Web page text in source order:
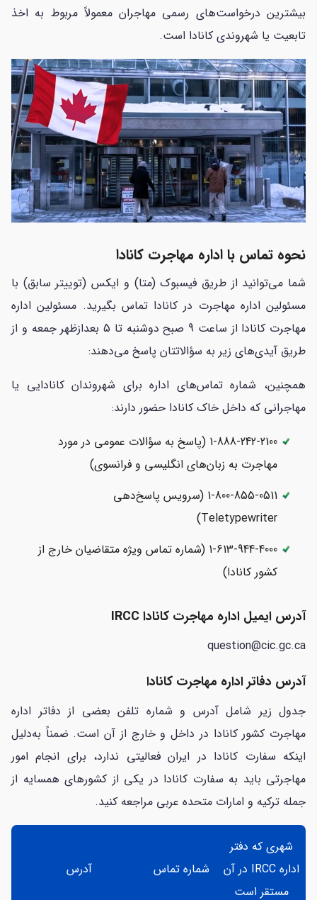
بیشترین درخواست‌های رسمی مهاجران معمولاً مربوط به اخذ
تابعیت یا شهروندی کانادا است.
نحوه تماس با اداره مهاجرت کانادا
شما می‌توانید از طریق فیسبوک (متا) و ایکس (توییتر سابق) با
مسئولین اداره مهاجرت در کانادا تماس بگیرید. مسئولین اداره
مهاجرت کانادا از ساعت 9 صبح دوشنبه تا 5 بعدازظهر جمعه و از
طریق آیدی‌های زیر به سؤالاتتان پاسخ می‌دهند:
همچنین، شماره تماس‌های اداره برای شهروندان کانادایی یا
مهاجرانی که داخل خاک کانادا حضور دارند:
1-888-242-2100 (پاسخ به سؤالات عمومی در مورد
مهاجرت به زبان‌های انگلیسی و فرانسوی)
1-800-855-0511 (سرویس پاسخ‌دهی
Teletypewriter)
1-613-944-4000 (شماره تماس ویژه متقاضیان خارج از
کشور کانادا)
آدرس ایمیل اداره مهاجرت کانادا IRCC
question@cic.gc.ca
آدرس دفاتر اداره مهاجرت کانادا
جدول زیر شامل آدرس و شماره تلفن بعضی از دفاتر اداره
مهاجرت کشور کانادا در داخل و خارج از آن است. ضمناً به‌دلیل
اینکه سفارت کانادا در ایران فعالیتی ندارد، برای انجام امور
مهاجرتی باید به سفارت کانادا در یکی از کشورهای همسایه از
جمله ترکیه و امارات متحده عربی مراجعه کنید.
شهری که دفتر
اداره IRCC در آن
مستقر است
شماره تماس آدرس